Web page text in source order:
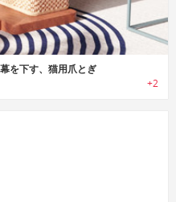
を下す、猫用爪とぎ
+2